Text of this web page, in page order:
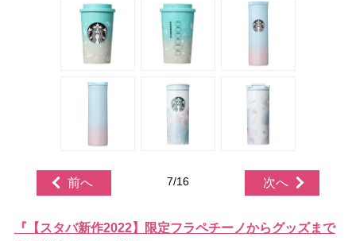
前へ 次へ
7/16
『【スタバ新作2022】限定フラペチーノからグッズまで